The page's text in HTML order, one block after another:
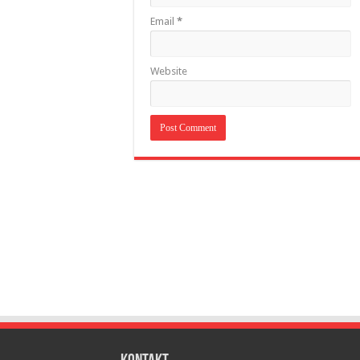
Email *
Website